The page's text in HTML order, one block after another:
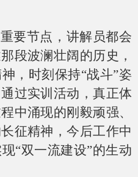
要节点，讲解员都会
段波澜壮阔的历史，
，时刻保持“战斗”姿
过实训活动，真正体
中涌现的刚毅顽强、
征精神，今后工作中
“双一流建设”的生动